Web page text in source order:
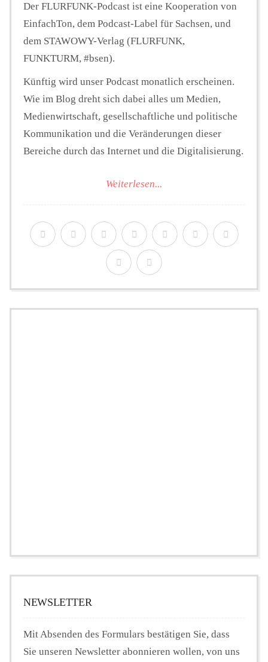
Der FLURFUNK-Podcast ist eine Kooperation von
EinfachTon, dem Podcast-Label für Sachsen, und
dem STAWOWY-Verlag (FLURFUNK,
FUNKTURM, #bsen).
Künftig wird unser Podcast monatlich erscheinen.
Wie im Blog dreht sich dabei alles um Medien,
Medienwirtschaft, gesellschaftliche und politische
Kommunikation und die Veränderungen dieser
Bereiche durch das Internet und die Digitalisierung.
Weiterlesen...
NEWSLETTER
Mit Absenden des Formulars bestätigen Sie, dass
Sie unseren Newsletter abonnieren wollen, von uns